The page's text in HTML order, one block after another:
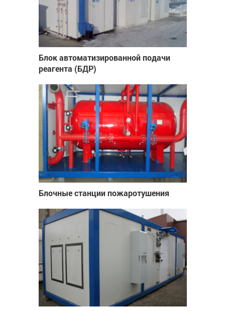
Блок автоматизированной подачи
реагента (БДР)
Блочные станции пожаротушения